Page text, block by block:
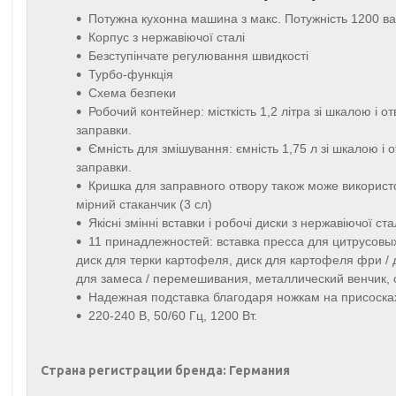
Потужна кухонна машина з макс. Потужність 1200
Корпус з нержавіючої сталі
Безступінчате регулювання швидкості
Турбо-функція
Схема безпеки
Робочий контейнер: місткість 1,2 літра зі шкалою і
заправки.
Ємність для змішування: ємність 1,75 л зі шкалою і
заправки.
Кришка для заправного отвору також може
мірний стаканчик (3 сл)
Якісні змінні вставки і робочі диски з нержавіючої
11 принадлежностей: вставка пресса для
диск для терки картофеля, диск для картофеля фри
для замеса / перемешивания, металлический венчик,
Надежная подставка благодаря ножкам на
220-240 В, 50/60 Гц, 1200 Вт.
Страна регистрации бренда: Германия